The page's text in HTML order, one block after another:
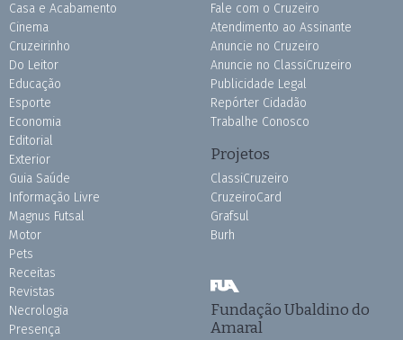
Casa e Acabamento
Cinema
Cruzeirinho
Do Leitor
Educação
Esporte
Economia
Editorial
Exterior
Guia Saúde
Informação Livre
Magnus Futsal
Motor
Pets
Receitas
Revistas
Necrologia
Presença
Fale com o Cruzeiro
Atendimento ao Assinante
Anuncie no Cruzeiro
Anuncie no ClassiCruzeiro
Publicidade Legal
Repórter Cidadão
Trabalhe Conosco
Projetos
ClassiCruzeiro
CruzeiroCard
Grafsul
Burh
Fundação Ubaldino do
Amaral